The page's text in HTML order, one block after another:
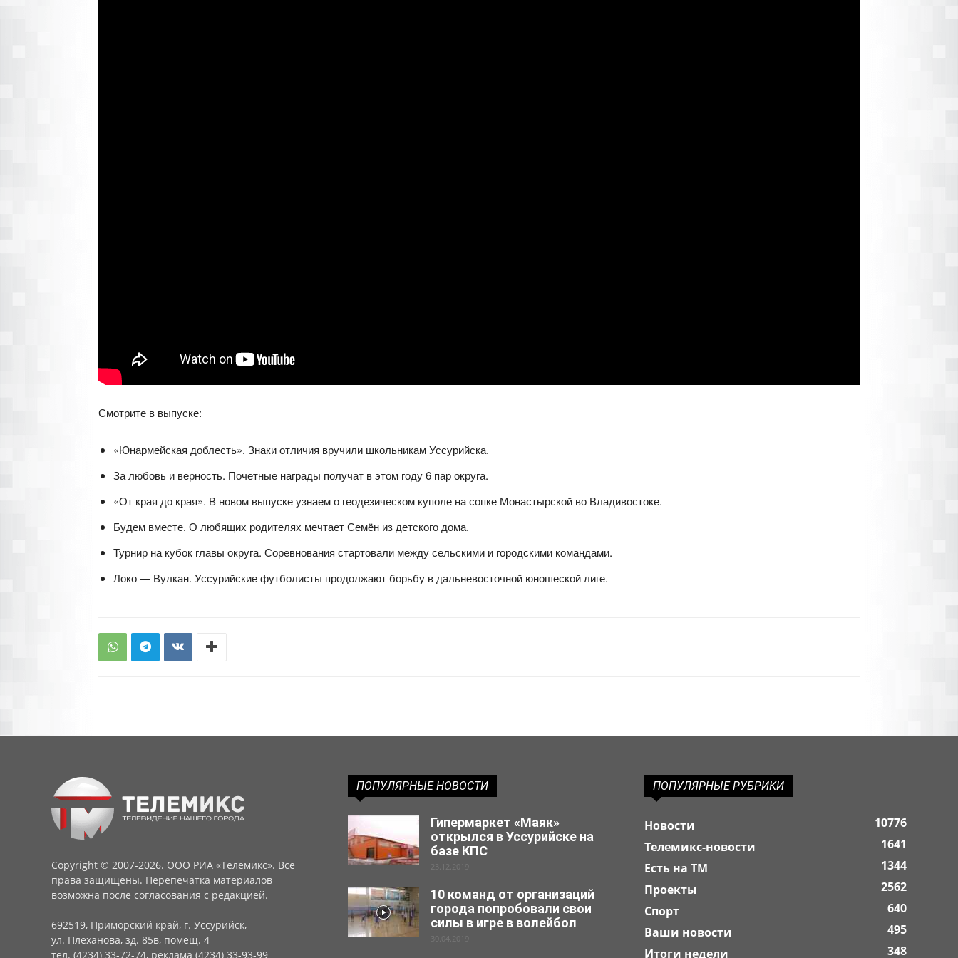
Смотрите в выпуске:
«Юнармейская доблесть». Знаки отличия вручили школьникам Уссурийска.
За любовь и верность. Почетные награды получат в этом году 6 пар округа.
«От края до края». В новом выпуске узнаем о геодезическом куполе на сопке Монастырской во Владивостоке.
Будем вместе. О любящих родителях мечтает Семён из детского дома.
Турнир на кубок главы округа. Соревнования стартовали между сельскими и городскими командами.
Локо — Вулкан. Уссурийские футболисты продолжают борьбу в дальневосточной юношеской лиге.
Copyright © 2007-2026. ООО РИА «Телемикс». Все
права защищены. Перепечатка материалов
возможна после согласования с редакцией.
692519, Приморский край, г. Уссурийск,
ул. Плеханова, зд. 85в, помещ. 4
тел. (4234) 33-72-74, реклама (4234) 33-93-99
ПОПУЛЯРНЫЕ НОВОСТИ
Гипермаркет «Маяк»
открылся в Уссурийске на
базе КПС
23.12.2019
10 команд от организаций
города попробовали свои
силы в игре в волейбол
30.04.2019
ПОПУЛЯРНЫЕ РУБРИКИ
Новости
10776
Телемикс-новости
1641
Есть на ТМ
1344
Проекты
2562
Спорт
640
Ваши новости
495
Итоги недели
348